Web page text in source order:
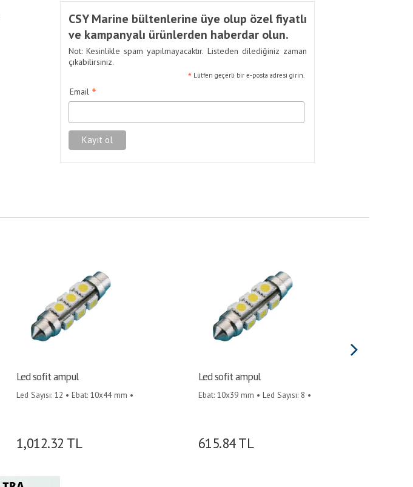
CSY Marine bültenlerine üye olup özel fiyatlı
ve kampanyalı ürünlerden haberdar olun.
Not: Kesinlikle spam yapılmayacaktır. Listeden dilediğiniz zaman
çıkabilirsiniz.
* Lütfen geçerli bir e-posta adresi girin.
Email *
Led sofit ampul
Led Sayısı: 12 • Ebat: 10x44 mm •
1,012.32 TL
Led sofit ampul
Ebat: 10x39 mm • Led Sayısı: 8 •
615.84TL